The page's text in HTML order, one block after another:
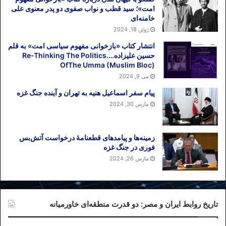
توانیم حقوق بشری که ‏آنها از مجموع فرهنگ
‏لیبرالی بر ما تحمیل می کنند، بپذیریم زیرا نظام
دینی ما می تواند ‏خودش، نظام حقوق بشری بر
اساس مبانی ‏خودش داشته باشد.”
گویی جهانیان فراموش کرده اند تا همین دیروز
جمهوری اسلامی خود شیفته عضویت در
شورای حقوق بشر بود؟ وانگهی گویا او در
هزاران آموخته خود، نیاموخته است که مادام
دولتی امضای خود را زیر میثاق، پیمان یا
کنوانسونی نهاده است ملزم به اجرای آن
است مگر آنکه از آن خارج شود. مگر چه
فرقی است بین پذیرش سرزده بازرسان
آژانس بین المللی اتمی از تاسیسات اتمی
ایران بر اساس تصمیم آژانس به عنوان یک
مرجع بین المللی و پذیرش گزارشگر ویژه بر
اساس تصمیم شورای حقوق بشر به عنوان یک
امت»؛ سید قطب و نواب صفوی دو پدر معنوی علی
خامنه‌ای
ژوئن 18, 2024
انتشار کتاب «بازخوانی مفهوم سیاسی امت» به قلم
حسین علیزاده….Re-Thinking The Politics
OfThe Umma (Muslim Bloc)
می 9, 2024
پیام سفر اسماعیل هنیه به تهران و آینده جنگ غزه
مارس 30, 2024
زمینه‌ها و پیامدهای قطعنامهٔ درخواست آتش‌بس
فوری در جنگ غزه
مارس 26, 2024
تاریخ روابط ایران و مصر: دو قدرت منطقه‌ای خاورمیانه